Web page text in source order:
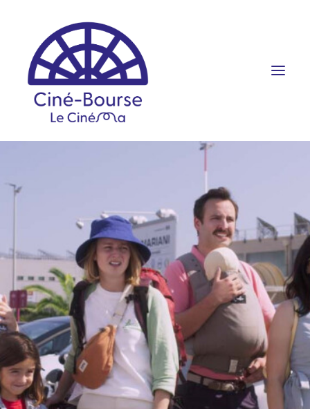
SCOLAIRES
PRATIQUE
RÉSERVATION
PROGRAMME